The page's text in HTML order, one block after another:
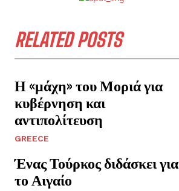
RELATED POSTS
Η «μάχη» του Μοριά για
κυβέρνηση και
αντιπολίτευση
GREECE
Ένας Τούρκος διδάσκει για
το Αιγαίο